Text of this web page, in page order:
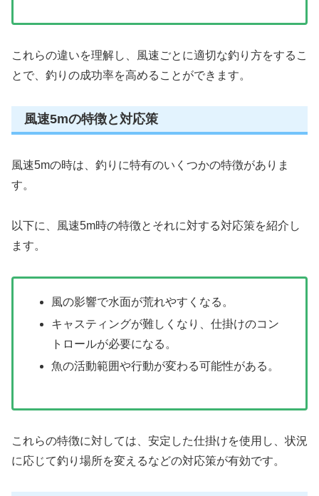
これらの違いを理解し、風速ごとに適切な釣り方をするこ
とで、釣りの成功率を高めることができます。
風速5mの特徴と対応策
風速5mの時は、釣りに特有のいくつかの特徴がありま
す。
以下に、風速5m時の特徴とそれに対する対応策を紹介し
ます。
風の影響で水面が荒れやすくなる。
キャスティングが難しくなり、仕掛けのコン
トロールが必要になる。
魚の活動範囲や行動が変わる可能性がある。
これらの特徴に対しては、安定した仕掛けを使用し、状況
に応じて釣り場所を変えるなどの対応策が有効です。